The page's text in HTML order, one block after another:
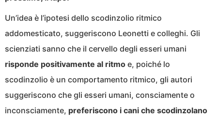
Un’idea è l’ipotesi dello scodinzolio ritmico
addomesticato, suggeriscono Leonetti e colleghi. Gli
scienziati sanno che il cervello degli esseri umani
risponde positivamente al ritmo e, poiché lo
scodinzolio è un comportamento ritmico, gli autori
suggeriscono che gli esseri umani, consciamente o
inconsciamente, preferiscono i cani che scodinzolano